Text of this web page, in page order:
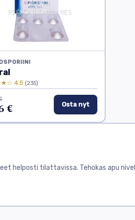
4.5 (235)
€ Osta nyt
helposti tilattavissa. Tehokas apu
joka vaikuttaa niveliin ja aiheuttaa